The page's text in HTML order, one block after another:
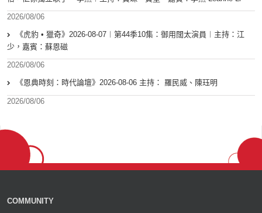
2026/08/06
《虎豹 • 獵奇》2026-08-07︱第44季10集：御用闊太演員︱主持：江
少，嘉賓：蘇恩磁
2026/08/06
《恩典時刻：時代論壇》2026-08-06 主持： 羅民威、陳珏明
2026/08/06
COMMUNITY